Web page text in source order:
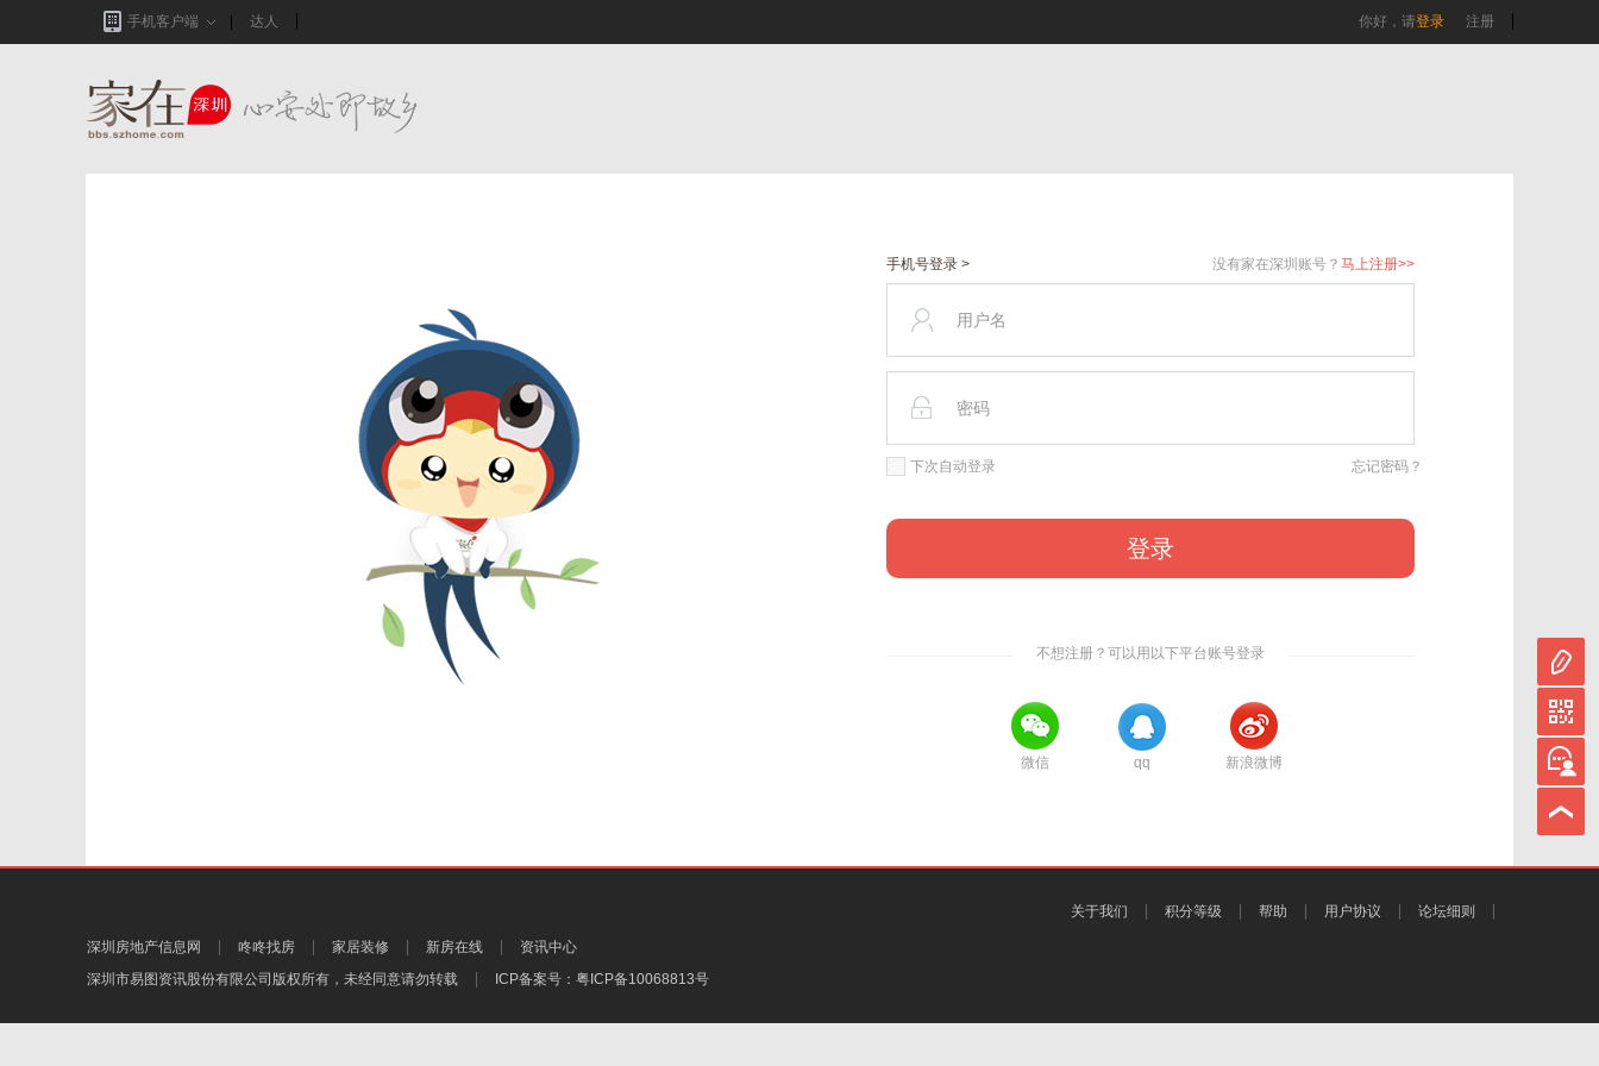
手机客户端 达人 你好，请登录 注册
手机号登录 > 没有家在深圳账号？ 马上注册>>
下次自动登录 忘记密码？
登录
不想注册？可以用以下平台账号登录
微信 qq 新浪微博
深圳房地产信息网 咚咚找房 家居装修 新房在线
资讯中心
深圳市易图资讯股份有限公司 版权所有，未经同意请勿转载 ICP备案号： 粤ICP备10068813号
关于我们 积分等级 帮助 用户协议 论坛细则